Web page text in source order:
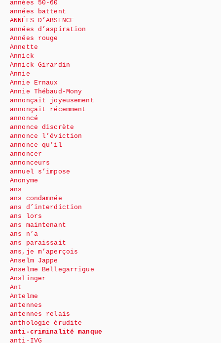
années 50-60
années battent
ANNÉES D’ABSENCE
années d’aspiration
Années rouge
Annette
Annick
Annick Girardin
Annie
Annie Ernaux
Annie Thébaud-Mony
annonçait joyeusement
annonçait récemment
annoncé
annonce discrète
annonce l’éviction
annonce qu’il
annoncer
annonceurs
annuel s’impose
Anonyme
ans
ans condamnée
ans d’interdiction
ans lors
ans maintenant
ans n’a
ans paraissait
ans,je m’aperçois
Anselm Jappe
Anselme Bellegarrigue
Anslinger
Ant
Antelme
antennes
antennes relais
anthologie érudite
anti-criminalité manque
anti-IVG